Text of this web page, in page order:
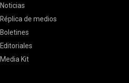
Noticias
Réplica de medios
Boletines
Editoriales
Media Kit